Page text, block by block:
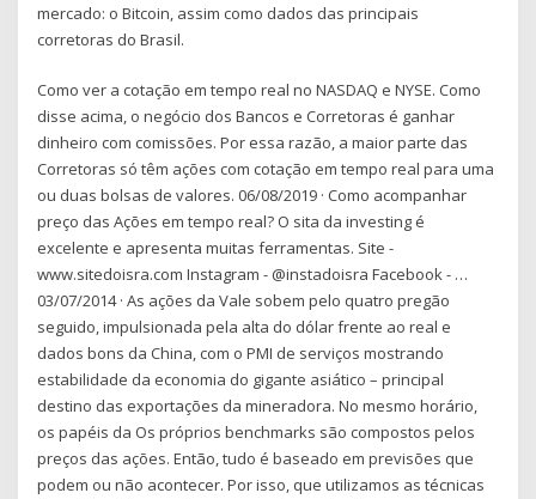
mercado: o Bitcoin, assim como dados das principais
corretoras do Brasil.
Como ver a cotação em tempo real no NASDAQ e NYSE. Como
disse acima, o negócio dos Bancos e Corretoras é ganhar
dinheiro com comissões. Por essa razão, a maior parte das
Corretoras só têm ações com cotação em tempo real para uma
ou duas bolsas de valores. 06/08/2019 · Como acompanhar
preço das Ações em tempo real? O sita da investing é
excelente e apresenta muitas ferramentas. Site -
www.sitedoisra.com Instagram - @instadoisra Facebook - …
03/07/2014 · As ações da Vale sobem pelo quatro pregão
seguido, impulsionada pela alta do dólar frente ao real e
dados bons da China, com o PMI de serviços mostrando
estabilidade da economia do gigante asiático – principal
destino das exportações da mineradora. No mesmo horário,
os papéis da Os próprios benchmarks são compostos pelos
preços das ações. Então, tudo é baseado em previsões que
podem ou não acontecer. Por isso, que utilizamos as técnicas